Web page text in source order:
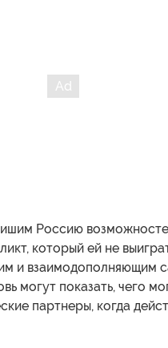
Россию
который ей не
и взаимодополняющим
могут показать, чего
партнеры, когда